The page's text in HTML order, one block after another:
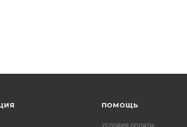
ПОМОЩЬ
Условия оплаты